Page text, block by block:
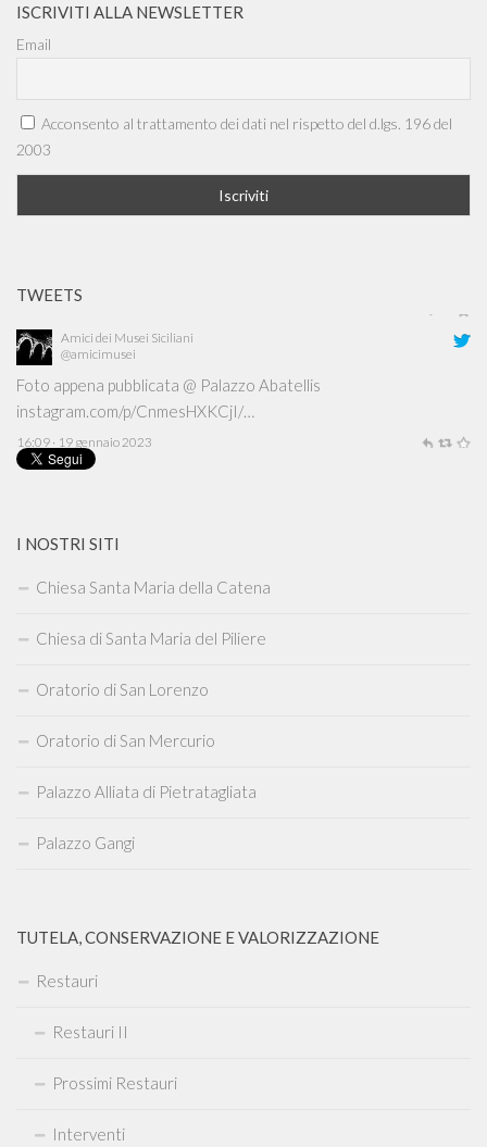
ISCRIVITI ALLA NEWSLETTER
Email
Acconsento al trattamento dei dati nel rispetto del d.lgs. 196 del
2003
TWEETS
@amicimusei
Foto appena pubblicata @ Palazzo Abatellis
instagram.com/p/CnmesHXKCjI/…
I NOSTRI SITI
Chiesa Santa Maria della Catena
Chiesa di Santa Maria del Piliere
Oratorio di San Lorenzo
Oratorio di San Mercurio
Palazzo Alliata di Pietratagliata
Palazzo Gangi
TUTELA, CONSERVAZIONE E VALORIZZAZIONE
Restauri
Restauri II
Prossimi Restauri
Interventi